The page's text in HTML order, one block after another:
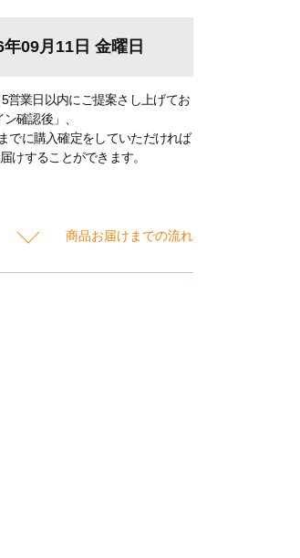
年09月11日 金曜日
営業日以内にご提案さし上げてお
確認後」、
でに購入確定をしていただければ
けすることができます。
商品お届けまでの流れ